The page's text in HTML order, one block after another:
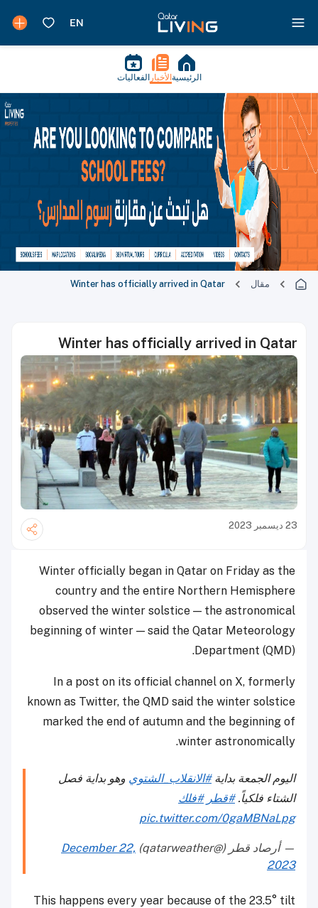
الرئيسية الأخبار الفعاليات
مقال Winter has officially arrived in Qatar
Winter has officially arrived in Qatar
23 ديسمبر 2023
Winter officially began in Qatar on Friday as the
country and the entire Northern Hemisphere
observed the winter solstice — the astronomical
beginning of winter — said the Qatar Meteorology
Department (QMD).
In a post on its official channel on X, formerly
known as Twitter, the QMD said the winter solstice
marked the end of autumn and the beginning of
winter astronomically.
اليوم الجمعة بداية#الانقلاب_الشتوي وهو بداية فصل
الشتاء فلكياً.#قطر #فلك
pic.twitter.com/0gaMBNaLpg
— أرصاد قطر (@qatarweather)
December 22,
2023
This happens every year because of the 23.5° tilt